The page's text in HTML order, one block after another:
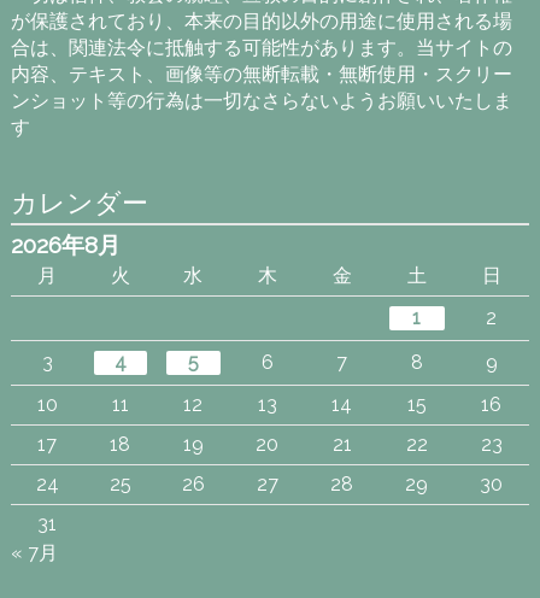
が保護されており、本来の目的以外の用途に使用される場
合は、関連法令に抵触する可能性があります。当サイトの
内容、テキスト、画像等の無断転載・無断使用・スクリー
ンショット等の行為は一切なさらないようお願いいたしま
す
カレンダー
2026年8月
月 火 水 木 金 土
日
1
2
3
4 5 6 7 8
9
10
11 12 13 14 15
16
17
18 19 20 21 22
23
24
25 26 27 28 29
30
31
« 7月